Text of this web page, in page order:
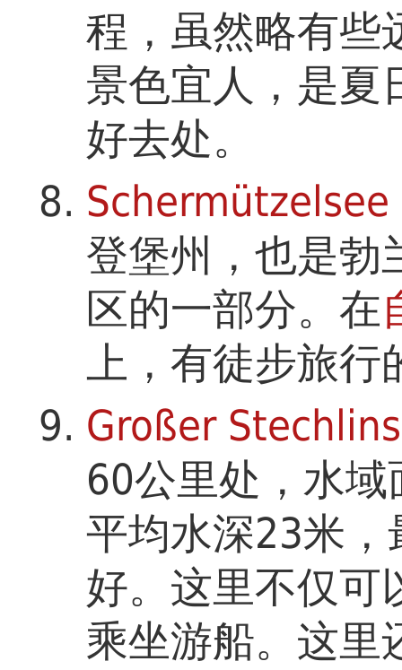
程，虽然略有些
景色宜人，是夏
好去处。
登堡州，也是勃
区的一部分。在
上，有徒步旅行
Großer
60公里处，水
平均水深23米
好。这里不仅可
乘坐游船。这里